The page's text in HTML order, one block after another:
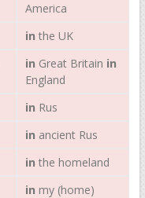
America
in the UK
in Great Britain in
England
in Rus
in ancient Rus
in the homeland
in my (home)